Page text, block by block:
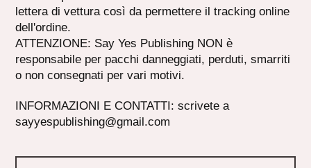
lettera di vettura così da permettere il tracking online
dell'ordine.
ATTENZIONE: Say Yes Publishing NON è
responsabile per pacchi danneggiati, perduti, smarriti
o non consegnati per vari motivi.
INFORMAZIONI E CONTATTI: scrivete a
sayyespublishing@gmail.com